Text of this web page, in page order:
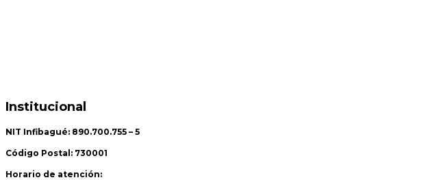
Institucional
NIT Infibagué: 890.700.755 – 5
Código Postal: 730001
Horario de atención: